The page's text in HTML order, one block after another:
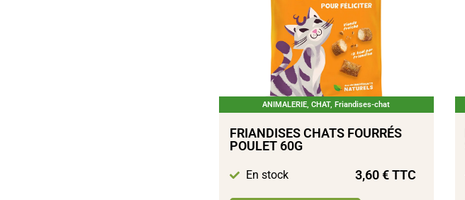
ANIMALERIE,CHAT,Friandises-chat
FRIANDISES CHATS FOURRÉS
POULET 60G
En stock 3,60€TTC